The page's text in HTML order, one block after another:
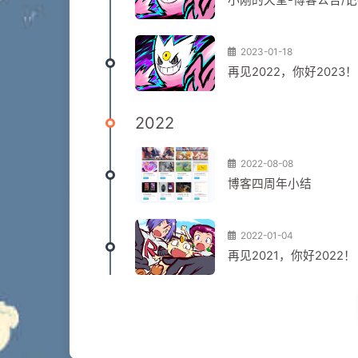
2023-01-18
再见2022，你好2023！
2022
2022-08-08
博客四周年小结
2022-01-04
再见2021，你好2022！